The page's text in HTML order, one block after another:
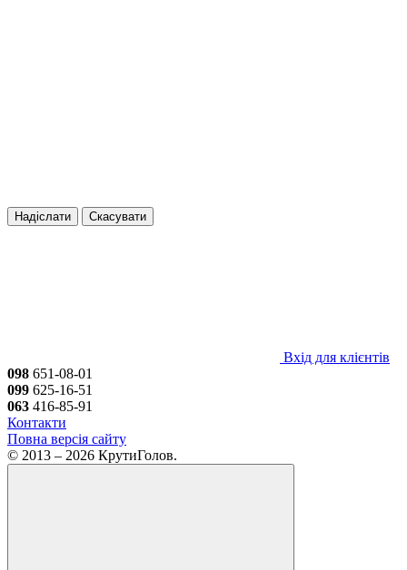
Надіслати Скасувати
Вхід для клієнтів
098 651-08-01
099 625-16-51
063 416-85-91
Контакти
Повна версія сайту
© 2013 – 2026 КрутиГолов.